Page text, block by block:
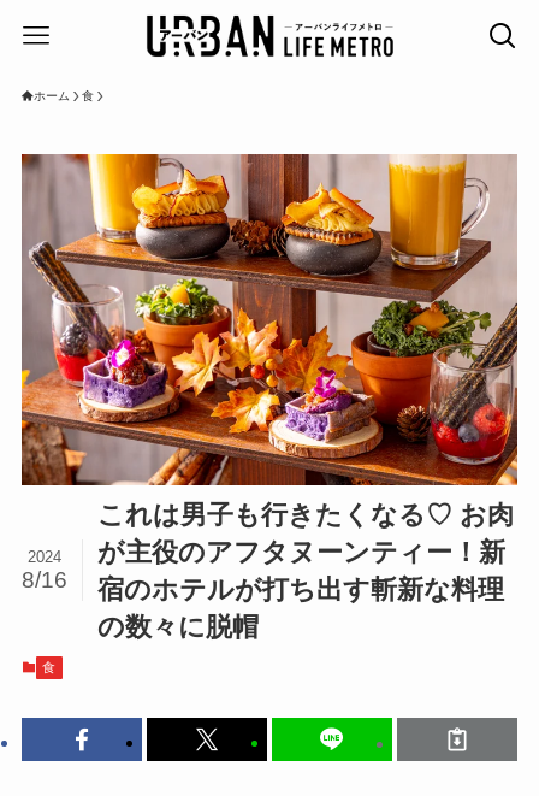
ホーム 食
これは男子も行きたくなる♡ お肉
が主役のアフタヌーンティー！新
宿のホテルが打ち出す斬新な料理
の数々に脱帽
2024
8/16
食